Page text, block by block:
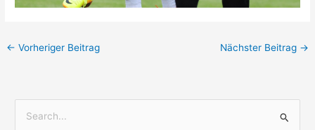
← Vorheriger Beitrag Nächster Beitrag →